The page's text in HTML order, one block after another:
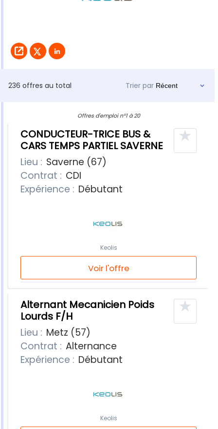
236 offres au total Trier par
Offres d'emploi n°1 à 20
CONDUCTEUR-TRICE BUS &
CARS TEMPS PARTIEL SAVERNE
★
Lieu : Saverne (67)
Contrat : CDI
Expérience : Débutant
Voir l'offre
Keolis
Alternant Mecanicien Poids
Lourds F/H
★
Lieu : Metz (57)
Contrat : Alternance
Expérience : Débutant
Keolis